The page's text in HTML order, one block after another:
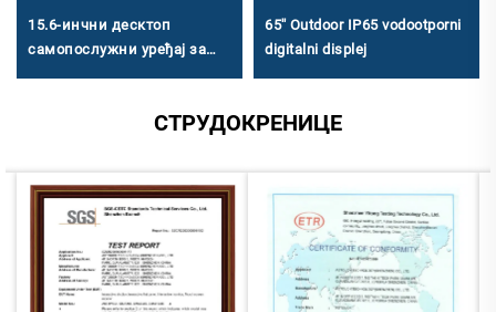
15.6-инчни десктоп
самопослужни уређај за
Х86 (I3/I5/I7) за мало-
65'' Outdoor IP65 vodootporni
digitalni displej
СТРУДОКРЕНИЦЕ